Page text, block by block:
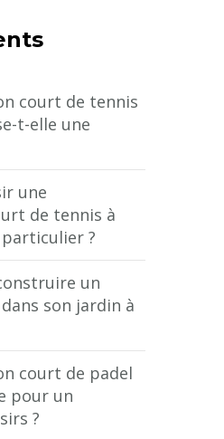
court de tennis
t-elle une
une
de tennis à
?
un
son jardin à
court de padel
pour un
?